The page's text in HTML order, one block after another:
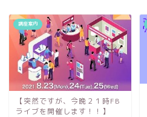
講座案内
【突然ですが、今晩２１時FB
ライブを開催します！！】